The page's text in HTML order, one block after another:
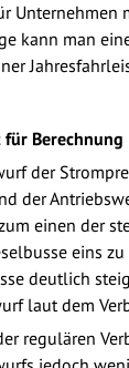
Unternehmen
kann man
Berechnung
der
der
einen der
eins
deutlich
laut dem
regulären